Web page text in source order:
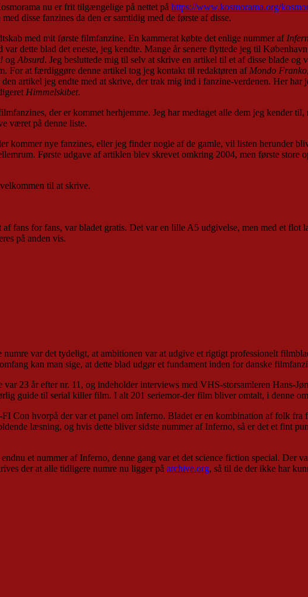
nu er frit tilgængelige på nettet på https://www.kosmorama.org/
disse fanzines da den er samtidig med de første af disse.
med mit første filmfanzine. En kammerat købte det enlige nummer af
dette blad det eneste, jeg kendte. Mange år senere flyttede jeg til
og Absurd. Jeg besluttede mig til selv at skrive en artikel til et af disse blade og
For at færdiggøre denne artikel tog jeg kontakt til redaktøren af Mondo Franko
artikel jeg endte med at skrive, der trak mig ind i fanzine-verdenen. Her har
Himmelskibet.
der er kommet herhjemme. Jeg har medtaget alle dem jeg kender
været på denne liste.
kommer nye fanzines, eller jeg finder nogle af de gamle, vil listen herunder
Første udgave af artiklen blev skrevet omkring 2004, men første store
til at skrive.
af fans for fans, var bladet gratis. Det var en lille A5 udgivelse, men med et
på anden vis.
numre var det tydeligt, at ambitionen var at udgive et rigtigt professionelt
kan man sige, at dette blad udgør et fundament inden for danske
var 23 år efter nr. 11, og indeholder interviews med VHS-storsamleren Hans-
guide til serial killer film. I alt 201 seriemor-der film bliver omtalt, i denne
Con hvorpå der var et panel om Inferno. Bladet er en kombination af folk
læsning, og hvis dette bliver sidste nummer af Inferno, så er det et fint
et nummer af Inferno, denne gang var et det science fiction special. Der
der at alle tidligere numre nu ligger på archive.org, så til de der ikke har